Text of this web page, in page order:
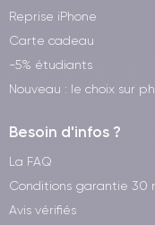
Reprise iPhone
Carte cadeau
-5% étudiants
Nouveau : le choix sur
Besoin d'infos ?
La FAQ
Conditions garantie 30
Avis vérifiés